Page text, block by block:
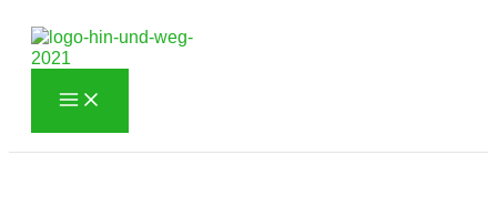
Inhalt
springen